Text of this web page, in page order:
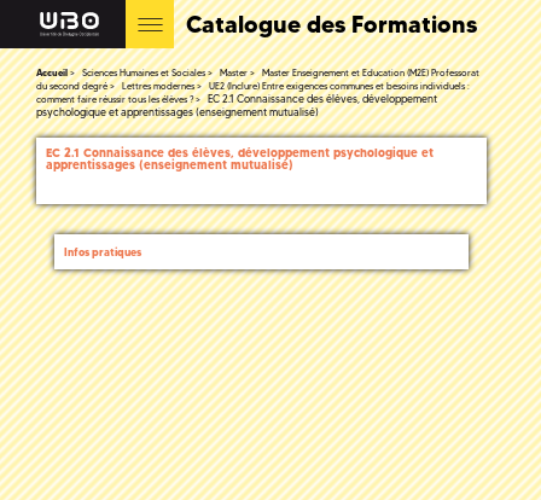
Catalogue des Formations
Accueil Sciences Humaines et Sociales Master
Master Enseignement et Education (M2E) Professorat
du second degré
Lettres modernes
UE2 (Inclure) Entre exigences communes et besoins individuels :
comment faire réussir tous les élèves ?
EC 2.1 Connaissance des élèves, développement
psychologique et apprentissages (enseignement mutualisé)
EC 2.1 Connaissance des élèves, développement psychologique et
apprentissages (enseignement mutualisé)
Infos pratiques